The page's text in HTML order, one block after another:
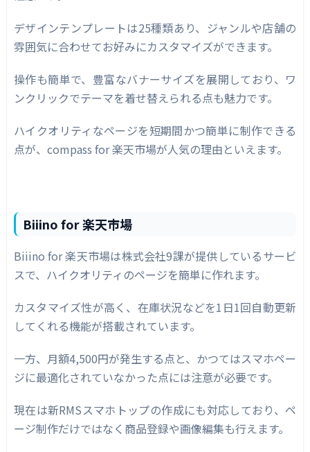
デザインテンプレートは25種類あり、ジャンルや店舗の
雰囲気に合わせてお好みにカスタマイズができます。
操作も簡単で、豊富なバナーサイズを展開しており、ワ
ンクリックでテーマを着せ替えられる点も魅力です。
ハイクオリティなページを短期間かつ簡単に制作できる
点が、compass for 楽天市場が人気の理由といえます。
Biiino for 楽天市場
Biiino for 楽天市場は株式会社9課が提供しているサービ
スで、ハイクオリティのページを簡単に作れます。
カスタマイズ性が高く、在庫状況などを1日1回自動更新
してくれる機能が搭載されています。
一方、月額4,500円が発生する点と、かつてはスマホペー
ジに最適化されていなかった点には注意が必要です。
現在は新RMSスマホトップの作成にも対応しており、ペ
ージ制作だけではなく商品登録や画像編集も行えます。